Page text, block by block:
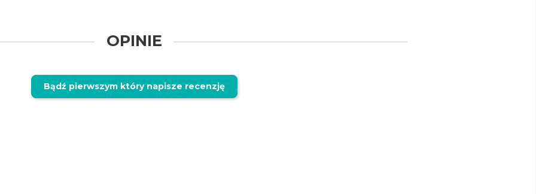
OPINIE
Bądź pierwszym który napisze recenzję